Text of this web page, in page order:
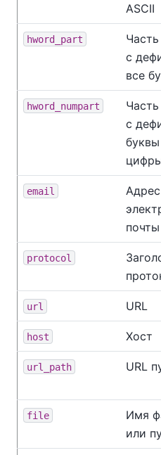
ASCII
hword_part
с
все
hword_numpart
с
email
Адрес
почты
protocol
url URL
host Хост
url_path URL
file
Имя
или